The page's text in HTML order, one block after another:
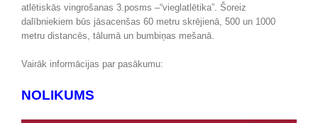
atlētiskās vingrošanas 3.posms –“vieglatlētika”. Šoreiz
dalībniekiem būs jāsacenšas 60 metru skrējienā, 500 un 1000
metru distancēs, tālumā un bumbiņas mešanā.
Vairāk informācijas par pasākumu:
NOLIKUMS